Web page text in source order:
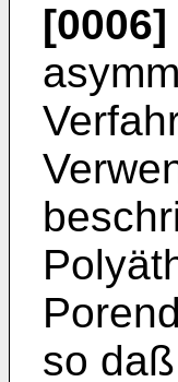
[0006]
so